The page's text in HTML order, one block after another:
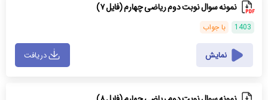
نمونه سوال نوبت دوم ریاضی چهارم (فایل ۷)
1403 با جواب
نمایش دریافت